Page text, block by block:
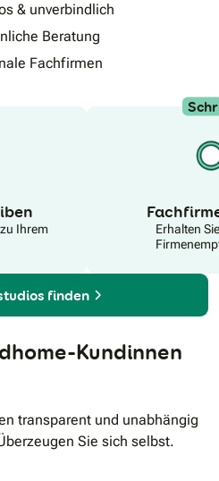
welche direkt auf
können und die
Duschkabine. Der gesamte
von nur 2 bis 3 Tagen
& unverbindlich
Beratung
Fachfirmen
Ihrem
Erhalten
finden
Kundinnen
transparent und unabhängig
Sie sich selbst.